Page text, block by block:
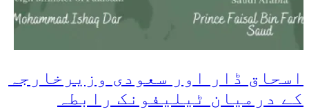
اسحاق ڈار اور سعودی وزیرخارجہ
کے درمیان ٹیلیفونک رابطہ